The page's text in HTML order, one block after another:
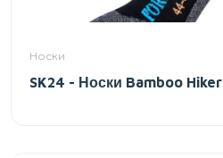
Носки
SK24 - Носки Bamboo Hiker